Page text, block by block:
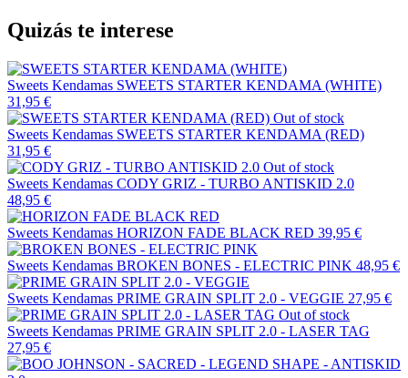
Quizás te interese
Sweets Kendamas SWEETS STARTER KENDAMA (WHITE)
31,95 €
Out of stock
Sweets Kendamas SWEETS STARTER KENDAMA (RED)
31,95 €
Out of stock
Sweets Kendamas CODY GRIZ - TURBO ANTISKID 2.0
48,95 €
Sweets Kendamas HORIZON FADE BLACK RED 39,95 €
Sweets Kendamas BROKEN BONES - ELECTRIC PINK 48,95 €
Sweets Kendamas PRIME GRAIN SPLIT 2.0 - VEGGIE 27,95 €
Out of stock
Sweets Kendamas PRIME GRAIN SPLIT 2.0 - LASER TAG
27,95 €